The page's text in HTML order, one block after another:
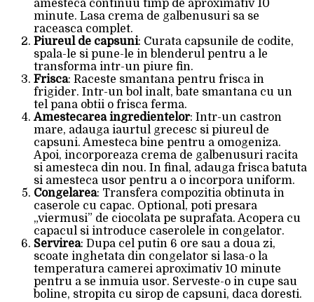
amesteca continuu timp de aproximativ 10
minute. Lasa crema de galbenusuri sa se
raceasca complet.
Piureul de capsuni: Curata capsunile de codite,
spala-le si pune-le in blenderul pentru a le
transforma intr-un piure fin.
Frisca: Raceste smantana pentru frisca in
frigider. Intr-un bol inalt, bate smantana cu un
tel pana obtii o frisca ferma.
Amestecarea ingredientelor: Intr-un castron
mare, adauga iaurtul grecesc si piureul de
capsuni. Amesteca bine pentru a omogeniza.
Apoi, incorporeaza crema de galbenusuri racita
si amesteca din nou. In final, adauga frisca batuta
si amesteca usor pentru a o incorpora uniform.
Congelarea: Transfera compozitia obtinuta in
caserole cu capac. Optional, poti presara
„viermusi” de ciocolata pe suprafata. Acopera cu
capacul si introduce caserolele in congelator.
Servirea: Dupa cel putin 6 ore sau a doua zi,
scoate inghetata din congelator si lasa-o la
temperatura camerei aproximativ 10 minute
pentru a se inmuia usor. Serveste-o in cupe sau
boline, stropita cu sirop de capsuni, daca doresti.